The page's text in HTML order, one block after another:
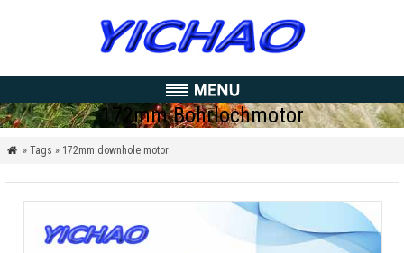
172mm Bohrlochmotor
 » Tags » 172mm downhole motor